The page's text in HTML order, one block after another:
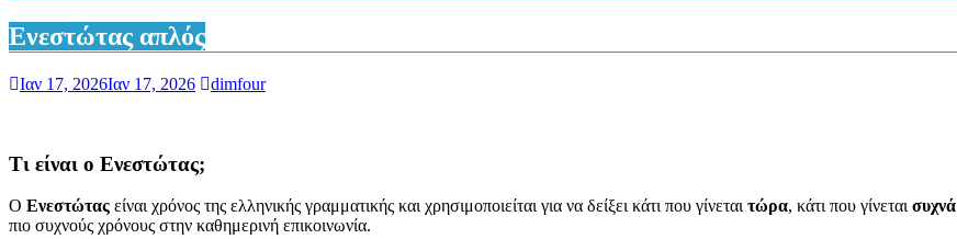
Ενεστώτας απλός
Ιαν 17, 2026Ιαν 17, 2026 dimfour
Τι είναι ο Ενεστώτας;
Ο Ενεστώτας είναι χρόνος της ελληνικής γραμματικής και χρησιμοποιείται για να δείξει κάτι που γίνεται τώρα, κάτι που γίνεται συχνά
πιο συχνούς χρόνους στην καθημερινή επικοινωνία.